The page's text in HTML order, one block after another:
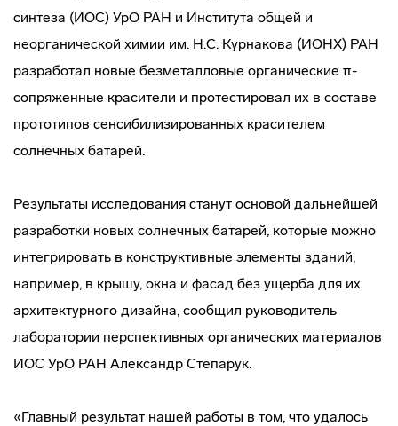
синтеза (ИОС) УрО РАН и Института общей и
неорганической химии им. Н.С. Курнакова (ИОНХ) РАН
разработал новые безметалловые органические π-
сопряженные красители и протестировал их в составе
прототипов сенсибилизированных красителем
солнечных батарей.
Результаты исследования станут основой дальнейшей
разработки новых солнечных батарей, которые можно
интегрировать в конструктивные элементы зданий,
например, в крышу, окна и фасад без ущерба для их
архитектурного дизайна, сообщил руководитель
лаборатории перспективных органических материалов
ИОС УрО РАН Александр Степарук.
«Главный результат нашей работы в том, что удалось